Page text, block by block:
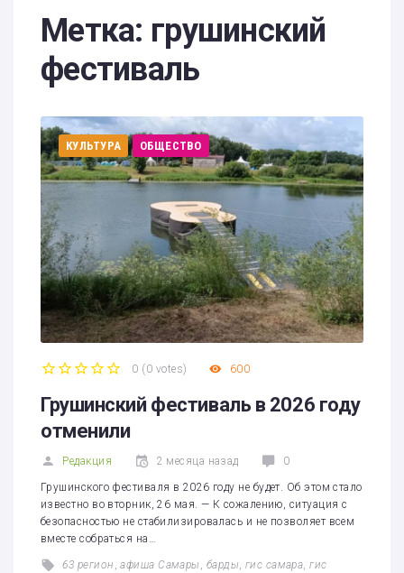
Метка: грушинский
фестиваль
КУЛЬТУРА ОБЩЕСТВО
0 (0 votes) 600
Грушинский фестиваль в 2026 году
отменили
Редакция 2 месяца назад 0
Грушинского фестиваля в 2026 году не будет. Об этом стало
известно во вторник, 26 мая. — К сожалению, ситуация с
безопасностью не стабилизировалась и не позволяет всем
вместе собраться на…
63 регион ,афиша Самары барды гис самара ,гис